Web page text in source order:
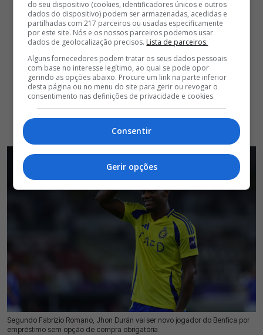
Segundo Fabrizio Romano, Jhon Durán vai ser novo jogador do Benfica por
empréstimo sem opção de compra obrigatória
17 Jul 2026 | 17:03 | 0
do seu dispositivo (cookies, identificadores únicos e outros
dados do dispositivo) podem ser armazenadas, acedidas e
partilhadas com 217 parceiros ou usadas especificamente
por este site. Nós e os nossos parceiros podemos usar
dados de geolocalização precisos. Lista de parceiros.
Alguns fornecedores podem tratar os seus dados pessoais
com base no interesse legítimo, ao qual se pode opor
gerindo as opções abaixo. Procure um link na parte inferior
desta página ou no menu do site para gerir ou revogar o
consentimento nas definições de privacidade e cookies.
Consentir
Gerir opções